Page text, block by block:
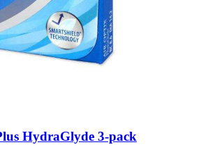
HydraGlyde 3-pack